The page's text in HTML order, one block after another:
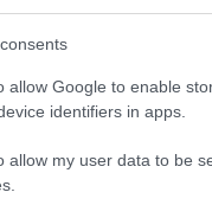
allow Google to enable
identifiers in apps.
allow my user data to be